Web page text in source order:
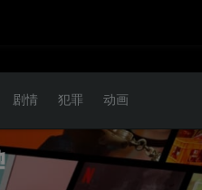
剧情 犯罪 动画